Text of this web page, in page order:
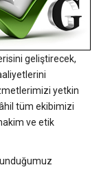
geliştirecek,
yetkin
tüm ekibimizi
ve etik